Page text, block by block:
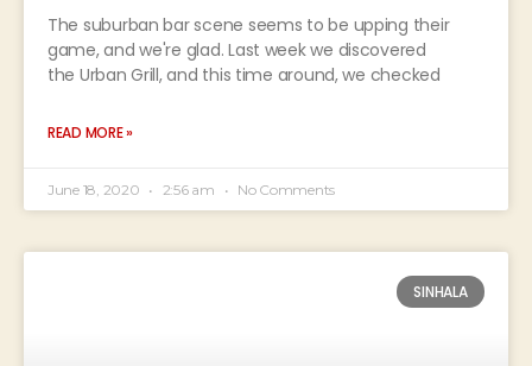
The suburban bar scene seems to be upping their
game, and we're glad. Last week we discovered
the Urban Grill, and this time around, we checked
READ MORE »
June 18, 2020 2:56 am No Comments
SINHALA